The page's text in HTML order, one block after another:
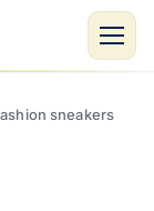
sneakers